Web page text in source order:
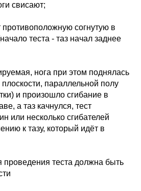
свисают;
противоположную согнутую в
теста - таз начал заднее
нога при этом поднялась
параллельной полу
и произошло сгибание в
а таз качнулся, тест
или несколько сгибателей
к тазу, который идёт в
проведения теста должна быть